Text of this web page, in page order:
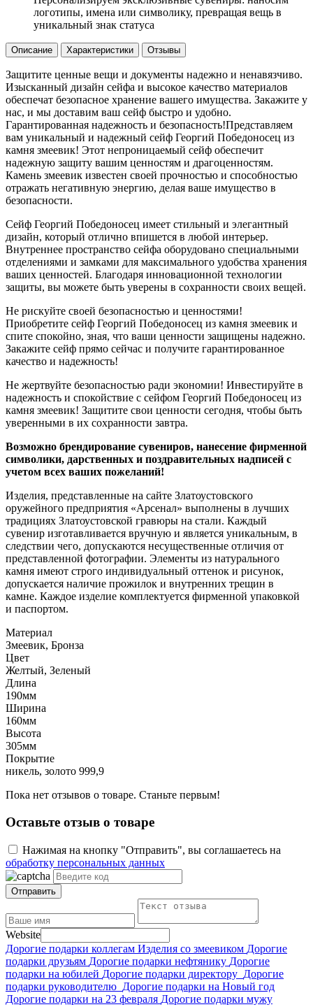
логотипы, имена или символику, превращая вещь в
уникальный знак статуса
Описание Характеристики Отзывы
Защитите ценные вещи и документы надежно и ненавязчиво.
Изысканный дизайн сейфа и высокое качество материалов
обеспечат безопасное хранение вашего имущества. Закажите у
нас, и мы доставим ваш сейф быстро и удобно.
Гарантированная надежность и безопасность!Представляем
вам уникальный и надежный сейф Георгий Победоносец из
камня змеевик! Этот непроницаемый сейф обеспечит
надежную защиту вашим ценностям и драгоценностям.
Камень змеевик известен своей прочностью и способностью
отражать негативную энергию, делая ваше имущество в
безопасности.
Сейф Георгий Победоносец имеет стильный и элегантный
дизайн, который отлично впишется в любой интерьер.
Внутреннее пространство сейфа оборудовано специальными
отделениями и замками для максимального удобства хранения
ваших ценностей. Благодаря инновационной технологии
защиты, вы можете быть уверены в сохранности своих вещей.
Не рискуйте своей безопасностью и ценностями!
Приобретите сейф Георгий Победоносец из камня змеевик и
спите спокойно, зная, что ваши ценности защищены надежно.
Закажите сейф прямо сейчас и получите гарантированное
качество и надежность!
Не жертвуйте безопасностью ради экономии! Инвестируйте в
надежность и спокойствие с сейфом Георгий Победоносец из
камня змеевик! Защитите свои ценности сегодня, чтобы быть
уверенными в их сохранности завтра.
Возможно брендирование сувениров, нанесение фирменной
символики, дарственных и поздравительных надписей с
учетом всех ваших пожеланий!
Изделия, представленные на сайте Златоустовского
оружейного предприятия «Арсенал» выполнены в лучших
традициях Златоустовской гравюры на стали. Каждый
сувенир изготавливается вручную и является уникальным, в
следствии чего, допускаются несущественные отличия от
представленной фотографии. Элементы из натурального
камня имеют строго индивидуальный оттенок и рисунок,
допускается наличие прожилок и внутренних трещин в
камне. Каждое изделие комплектуется фирменной упаковкой
и паспортом.
Материал
Змеевик, Бронза
Цвет
Желтый, Зеленый
Длина
190мм
Ширина
160мм
Высота
305мм
Покрытие
никель, золото 999,9
Пока нет отзывов о товаре. Станьте первым!
Оставьте отзыв о товаре
Нажимая на кнопку "Отправить", вы соглашаетесь на
обработку персональных данных
Отправить
Website
Дорогие подарки коллегам Изделия со змеевиком Дорогие
подарки друзьям Дорогие подарки нефтянику Дорогие
подарки на юбилей Дорогие подарки директору Дорогие
подарки руководителю Дорогие подарки на Новый год
Дорогие подарки на 23 февраля Дорогие подарки мужу